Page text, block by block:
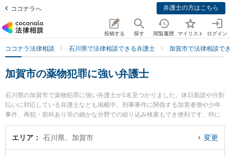
ココナラへ 弁護士の方はこちら
投稿する 探す 閲覧履歴 マイリスト ログイン
ココナラ法律相談 石川県で法律相談できる弁護士 加賀市で法律相談で
加賀市の薬物犯罪に強い弁護士
石川県の加賀市で薬物犯罪に強い弁護士が1名見つかりました。休日面談や分割
払いに対応している弁護士なども掲載中。刑事事件に関係する加害者側や少年
事件、再犯・前科あり等の細かな分野での絞り込み検索もでき便利です。特に
大聖寺駅前なないろ法律事務所の中田 千香弁護士のプロフィール情報や弁護士
費用、強みなどが注目されています。『加賀市で土日や夜間に発生した薬物犯
罪のトラブルを今すぐに弁護士に相談したい』『薬物犯罪のトラブル解決の実
エリア 石川県、加賀市 変更